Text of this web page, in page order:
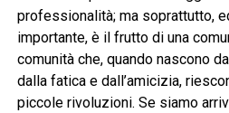
professionalità; ma soprattutto,
importante, è il frutto di una
comunità che, quando nascono
dalla fatica e dall’amicizia,
piccole rivoluzioni. Se siamo